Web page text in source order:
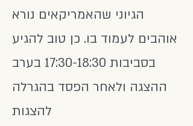
הגיוני שהאמריקאים נורא
אוהבים לעמוד בו. כן טוב להגיע
בסביבות 17:30-18:30 בערב
ההצגה ולאחר הפסד בהגרלה